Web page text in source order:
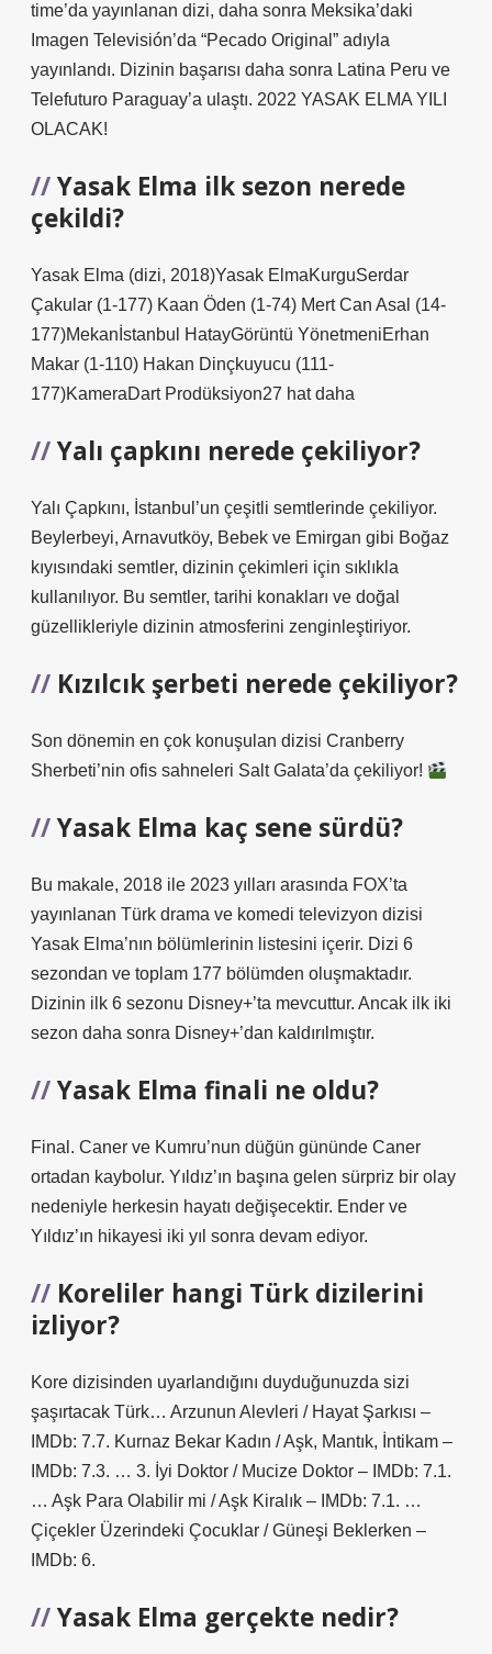
time’da yayınlanan dizi, daha sonra Meksika’daki
Imagen Televisión’da “Pecado Original” adıyla
yayınlandı. Dizinin başarısı daha sonra Latina Peru ve
Telefuturo Paraguay’a ulaştı. 2022 YASAK ELMA YILI
OLACAK!
Yasak Elma ilk sezon nerede
çekildi?
Yasak Elma (dizi, 2018)Yasak ElmaKurguSerdar
Çakular (1-177) Kaan Öden (1-74) Mert Can Asal (14-
177)Mekanİstanbul HatayGörüntü YönetmeniErhan
Makar (1-110) Hakan Dinçkuyucu (111-
177)KameraDart Prodüksiyon27 hat daha
Yalı çapkını nerede çekiliyor?
Yalı Çapkını, İstanbul’un çeşitli semtlerinde çekiliyor.
Beylerbeyi, Arnavutköy, Bebek ve Emirgan gibi Boğaz
kıyısındaki semtler, dizinin çekimleri için sıklıkla
kullanılıyor. Bu semtler, tarihi konakları ve doğal
güzellikleriyle dizinin atmosferini zenginleştiriyor.
Kızılcık şerbeti nerede çekiliyor?
Son dönemin en çok konuşulan dizisi Cranberry
Sherbeti’nin ofis sahneleri Salt Galata’da çekiliyor!
Yasak Elma kaç sene sürdü?
Bu makale, 2018 ile 2023 yılları arasında FOX’ta
yayınlanan Türk drama ve komedi televizyon dizisi
Yasak Elma’nın bölümlerinin listesini içerir. Dizi 6
sezondan ve toplam 177 bölümden oluşmaktadır.
Dizinin ilk 6 sezonu Disney+’ta mevcuttur. Ancak ilk iki
sezon daha sonra Disney+’dan kaldırılmıştır.
Yasak Elma finali ne oldu?
Final. Caner ve Kumru’nun düğün gününde Caner
ortadan kaybolur. Yıldız’ın başına gelen sürpriz bir olay
nedeniyle herkesin hayatı değişecektir. Ender ve
Yıldız’ın hikayesi iki yıl sonra devam ediyor.
Koreliler hangi Türk dizilerini
izliyor?
Kore dizisinden uyarlandığını duyduğunuzda sizi
şaşırtacak Türk… Arzunun Alevleri / Hayat Şarkısı –
IMDb: 7.7. Kurnaz Bekar Kadın / Aşk, Mantık, İntikam –
IMDb: 7.3. … 3. İyi Doktor / Mucize Doktor – IMDb: 7.1.
… Aşk Para Olabilir mi / Aşk Kiralık – ​​IMDb: 7.1. …
Çiçekler Üzerindeki Çocuklar / Güneşi Beklerken –
IMDb: 6.
Yasak Elma gerçekte nedir?